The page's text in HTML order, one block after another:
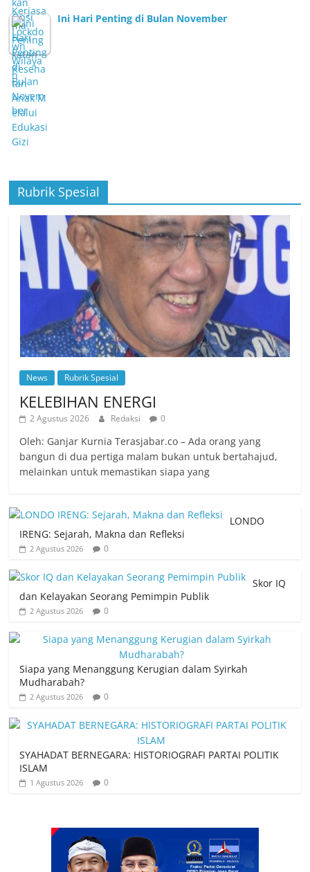
Ini Hari Penting di Bulan November
Rubrik Spesial
News Rubrik Spesial
KELEBIHAN ENERGI
2 Agustus 2026 Redaksi 0
Oleh: Ganjar Kurnia Terasjabar.co – Ada orang yang
bangun di dua pertiga malam bukan untuk bertahajud,
melainkan untuk memastikan siapa yang
LONDO
IRENG: Sejarah, Makna dan Refleksi
2 Agustus 2026 0
Skor IQ
dan Kelayakan Seorang Pemimpin Publik
2 Agustus 2026 0
Siapa yang Menanggung Kerugian dalam Syirkah
Mudharabah?
2 Agustus 2026 0
SYAHADAT BERNEGARA: HISTORIOGRAFI PARTAI POLITIK
ISLAM
1 Agustus 2026 0